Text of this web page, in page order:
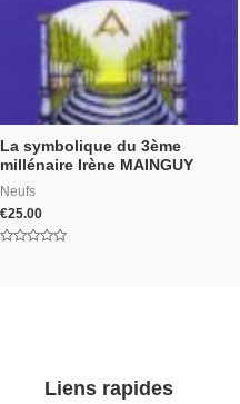
La symbolique du 3ème
millénaire Irène MAINGUY
Neufs
€25.00
Liens rapides